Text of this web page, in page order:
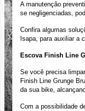
A manutenção
se negligenciadas,
Confira algumas
Isapa, para auxiliar a
Escova Finish Line
Se você precisa
Finish Line Grunge
da sua bike,
Com a possibilidade